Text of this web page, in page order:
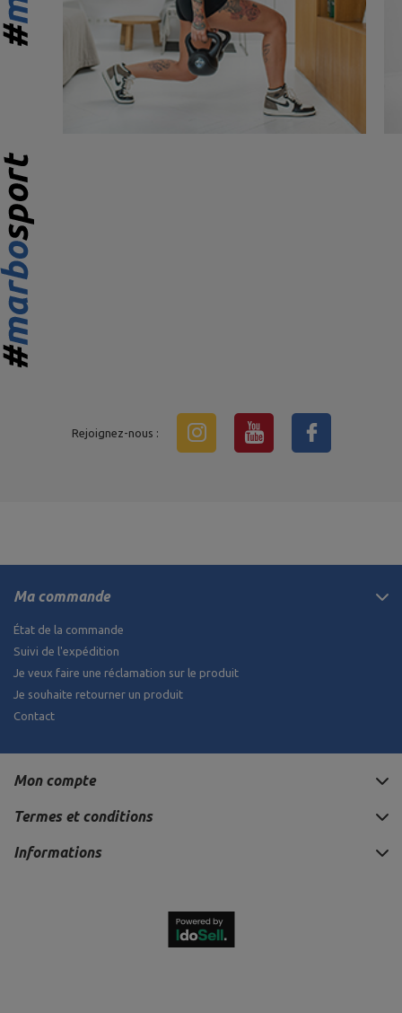
Rejoignez-nous :
Ma commande
État de la commande
Suivi de l'expédition
Je veux faire une réclamation sur le produit
Je souhaite retourner un produit
Contact
Mon compte
Termes et conditions
Informations